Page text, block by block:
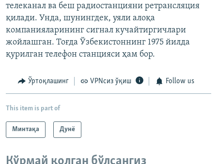
телеканал ва беш радиостанцияни ретрансляция
қилади. Унда, шунингдек, уяли алоқа
компанияларининг сигнал кучайтиргичлари
жойлашган. Тоғда Ўзбекистоннинг 1975 йилда
қурилган телефон станцияси ҳам бор.
Ўртоқлашинг VPNсиз ўқиш Follow us
This item is part of
Минтақа Дунë
Кўрмай қолган бўлсангиз